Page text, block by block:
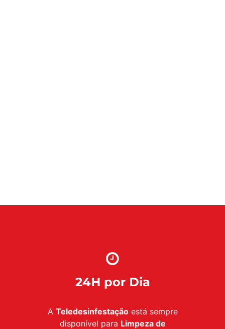
24H por Dia
A Teledesinfestaçãoestá sempre
disponível para Limpeza de